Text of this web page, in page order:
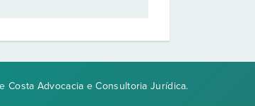
Costa Advocacia e Consultoria Jurídica.